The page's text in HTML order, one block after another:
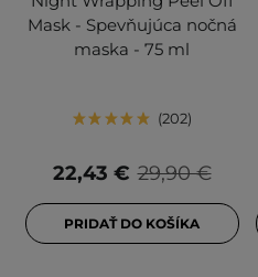
Mask - Spevňujúca nočná
maska - 75 ml
202
29,90 €
22,43 €
PRIDAŤ DO KOŠÍKA